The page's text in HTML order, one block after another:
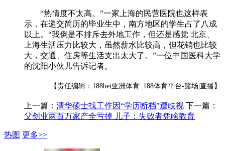
“热情度不太高。”一家上海的民营医院也这样表
示，在递交简历的毕业生中，南方地区的学生占了八成
以上。“我倒是不排斥去外地工作，但还是感觉 北京、
上海生活压力比较大，虽然薪水比较高，但花销也比较
大，交通、住房等生活支出太大了。”一位中国医科大学
的沈阳小伙儿告诉记者。
【责任编辑：188bet亚洲体育_188体育平台-赌场|直播】
上一篇： 清华硕士找工作因“学历断档”遭歧视 下一篇：
父创业两百万家产全亏掉 儿子：失败者凭啥教育
热图 更多>>